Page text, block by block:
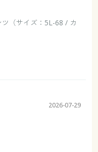
（サイズ：5L-68 / カ
2026-07-29